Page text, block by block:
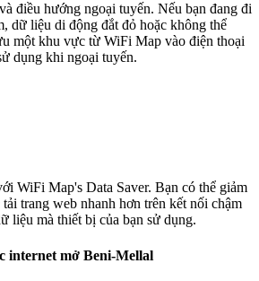
điều hướng ngoại tuyến. Nếu bạn đang đi
dữ liệu di động đắt đỏ hoặc không thể
một khu vực từ WiFi Map vào điện thoại
dụng khi ngoại tuyến.
WiFi Map's Data Saver. Bạn có thể giảm
trang web nhanh hơn trên kết nối chậm
liệu mà thiết bị của bạn sử dụng.
internet mở Beni-Mellal